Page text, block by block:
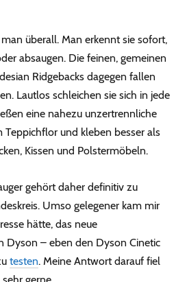
überall. Man erkennt sie sofort,
absaugen. Die feinen, gemeinen
Ridgebacks dagegen fallen
Lautlos schleichen sie sich in jede
eine nahezu unzertrennliche
Teppichflor und kleben besser als
Kissen und Polstermöbeln.
gehört daher definitiv zu
Umso gelegener kam mir
hätte, das neue
Dyson – eben den Dyson Cinetic
testen. Meine Antwort darauf fiel